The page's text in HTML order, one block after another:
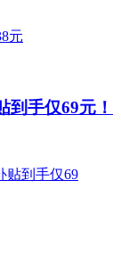
到手仅69元！